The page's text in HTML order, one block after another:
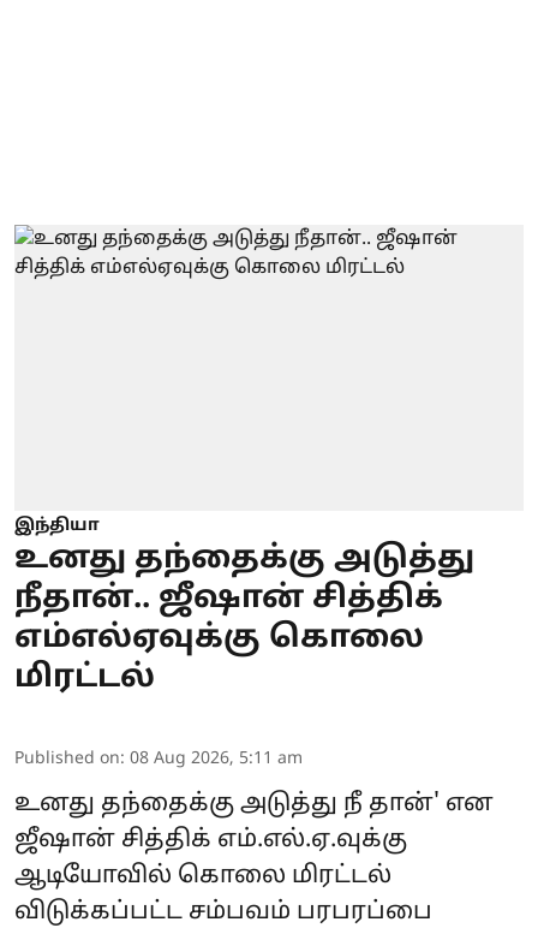
இந்தியா
உனது தந்தைக்கு அடுத்து
நீதான்.. ஜீஷான் சித்திக்
எம்எல்ஏவுக்கு கொலை
மிரட்டல்
Published on: 08 Aug 2026, 5:11 am
உனது தந்தைக்கு அடுத்து நீ தான்' என
ஜீஷான் சித்திக் எம்.எல்.ஏ.வுக்கு
ஆடியோவில் கொலை மிரட்டல்
விடுக்கப்பட்ட சம்பவம் பரபரப்பை